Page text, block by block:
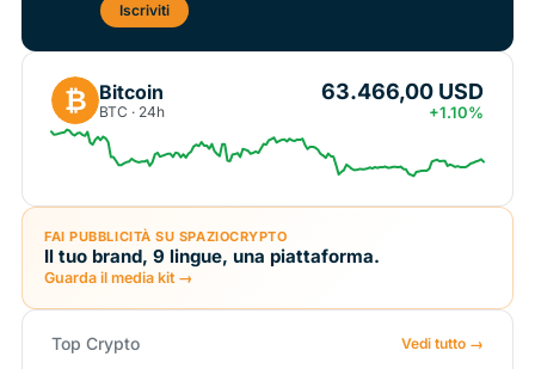
Iscriviti
₿ Bitcoin
BTC · 24h
63.466,00 USD
+1.10%
FAI PUBBLICITÀ SU SPAZIOCRYPTO
Il tuo brand, 9 lingue, una piattaforma.
Guarda il media kit →
Top Crypto Vedi tutto →